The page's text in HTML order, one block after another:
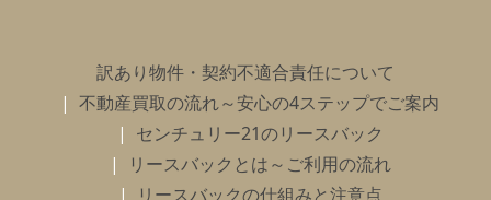
訳あり物件・契約不適合責任について
不動産買取の流れ～安心の4ステップでご案内
センチュリー21のリースバック
リースバックとは～ご利用の流れ
リースバックの仕組みと注意点